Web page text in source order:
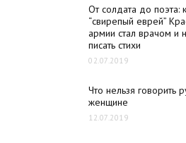
От солдата до поэта:
“свирепый еврей”
армии стал врачом и
писать стихи
02.07.2019
Что нельзя говорить
женщине
12.07.2019